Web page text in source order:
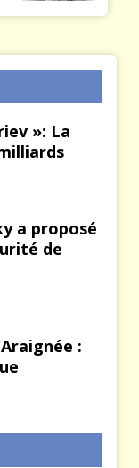
»: La
a proposé
de
: